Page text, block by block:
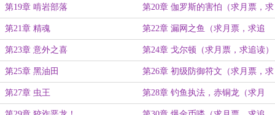
第19章 啃岩部落 第20章 伽罗斯的害怕（求月票，求
追读）
第21章 精魂 第22章 漏网之鱼（求月票，求追
读）
第23章 意外之喜 第24章 戈尔顿（求月票，求追读）
第25章 黑油田 第26章 初级防御符文（求月票，求
追读）
第27章 虫王 第28章 钓鱼执法，赤铜龙（求月